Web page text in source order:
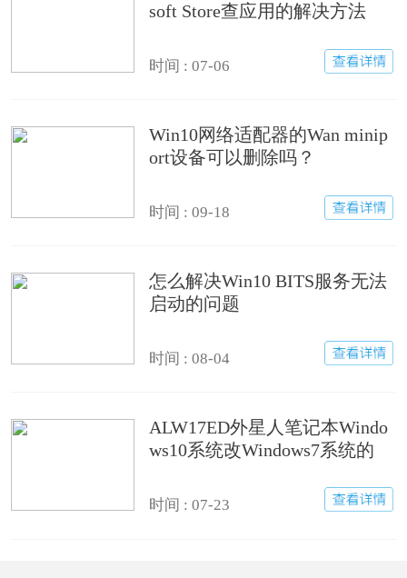
soft Store查应用的解决方法
时间 : 07-06
Win10网络适配器的Wan minip
ort设备可以删除吗？
时间 : 09-18
怎么解决Win10 BITS服务无法
启动的问题
时间 : 08-04
ALW17ED外星人笔记本Windo
ws10系统改Windows7系统的
时间 : 07-23